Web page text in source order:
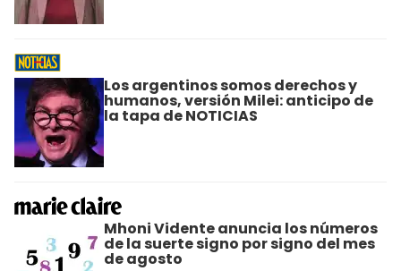
Los argentinos somos derechos y
humanos, versión Milei: anticipo de
la tapa de NOTICIAS
Mhoni Vidente anuncia los números
de la suerte signo por signo del mes
de agosto